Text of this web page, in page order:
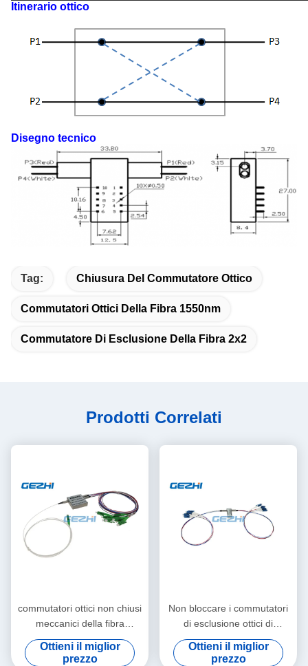
Itinerario ottico
Disegno tecnico
Tag: Chiusura Del Commutatore Ottico
Commutatori Ottici Della Fibra 1550nm
Commutatore Di Esclusione Della Fibra 2x2
Prodotti Correlati
commutatori ottici non chiusi
meccanici della fibra
1650nm 1x8
Ottieni il miglior
prezzo
Non bloccare i commutatori
di esclusione ottici di
1650nm 4x4 2x2
Ottieni il miglior
prezzo